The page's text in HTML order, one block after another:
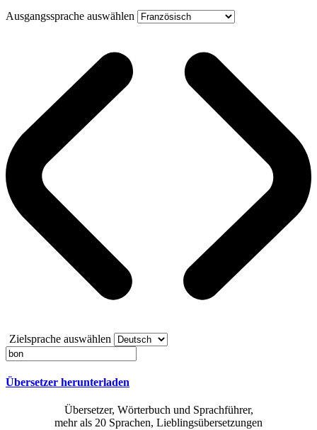
Ausgangssprache auswählen
Zielsprache auswählen
Übersetzer herunterladen
Übersetzer, Wörterbuch und Sprachführer,
mehr als 20 Sprachen, Lieblingsübersetzungen